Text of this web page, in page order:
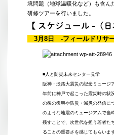
境問題（地球温暖化など）も含ん
研修ツアーを行いました。
【 スケジュール -（
3月8日 -フィールドリサ
■人と防災未来センター見学
阪神・淡路大震災の記念ミュージ
年前に神戸で起こった震災時の状
の後の復興や防災・減災の発信に
のような地震のミュージアムで当
残すことで、次世代を担う若者た
ることの重要さを感じてもらいます